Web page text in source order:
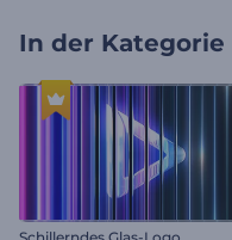
In der Kategorie